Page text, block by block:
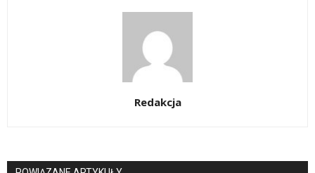
Redakcja